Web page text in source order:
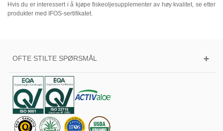
Hvis du er interessert i å kjøpe fiskeoljesupplementer av høy kvalitet, se etter
produkter med IFOS-sertifikatet.
OFTE STILTE SPØRSMÅL